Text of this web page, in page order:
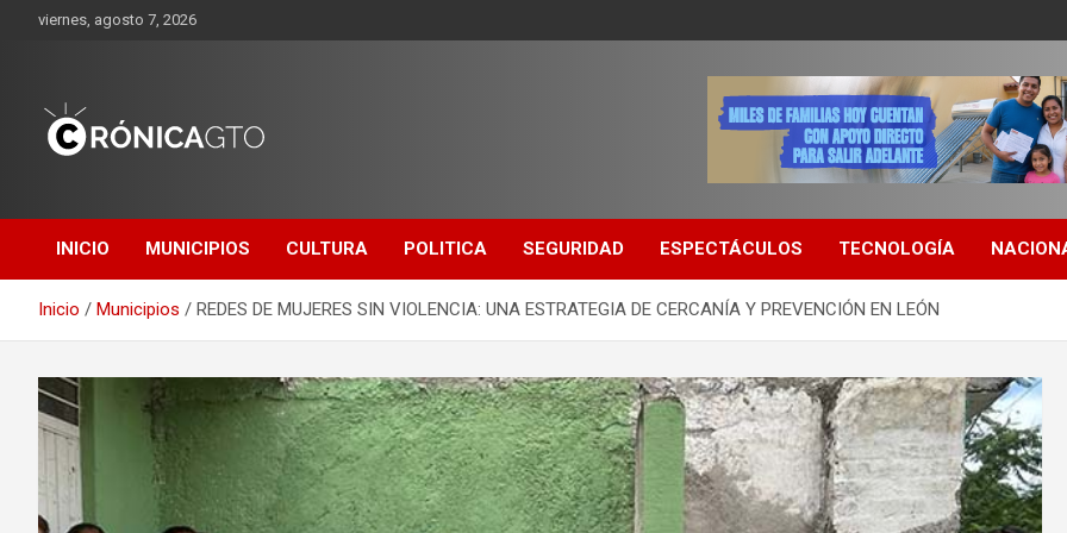
viernes, agosto 7, 2026
GUANAJUATO
INICIO MUNICIPIOS CULTURA POLITICA SEGURIDAD ESPECTÁCULOS TECNOLOGÍA
Inicio Municipios REDES DE MUJERES SIN VIOLENCIA: UNA ESTRATEGIA DE CERCANÍA Y PREVENCIÓN EN LEÓN